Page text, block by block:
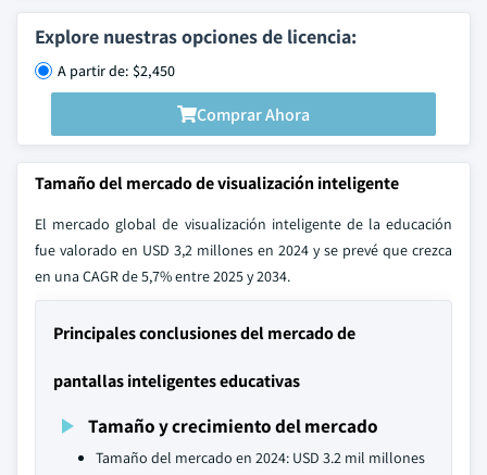
Explore nuestras opciones de licencia:
A partir de: $2,450
Comprar Ahora
Tamaño del mercado de visualización inteligente
El mercado global de visualización inteligente de la educación
fue valorado en USD 3,2 millones en 2024 y se prevé que crezca
en una CAGR de 5,7% entre 2025 y 2034.
Principales conclusiones del mercado de
pantallas inteligentes educativas
Tamaño y crecimiento del mercado
Tamaño del mercado en 2024: USD 3.2 mil millones